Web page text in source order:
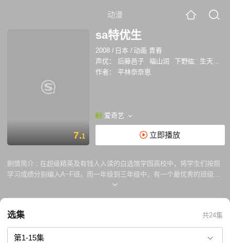
动漫
7.1
sa特优生
2008 / 日本 / 动画 青春
声优：
后藤邑子 福山润 下野紘
生天目仁美
作者：
平林奈奈恵
爱奇艺
立即播放
剧情简介 : 在超级精英及有钱人入读的白选馆学园高校中，将学生们按照
学习成绩分别编入A~F班。而一年级到三年级中，有一个最优秀的班级
——specialA班，通称“S·A”的精英中的精英的班级。而S·A班仅仅只有七
人公华园光在六岁玩儿童摔跤时，输给了男主人公泷岛彗。这个屈辱使她
燃起熊熊斗志，立下了一定要打倒泷岛彗的决心。自己的父亲只是一位普
通的木工，但却为了一直死追泷岛不放，而让父亲花了大钱入读这所精英
选集 共24集